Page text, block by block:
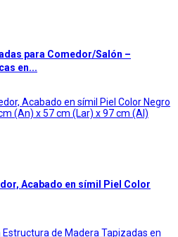
para Comedor/Salón –
en...
Acabado en símil Piel Color